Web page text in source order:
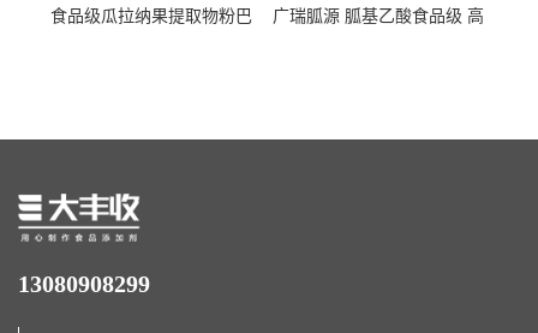
食品级瓜拉纳果提取物粉巴
广瑞胍源 胍基乙酸食品级 高
13080908299